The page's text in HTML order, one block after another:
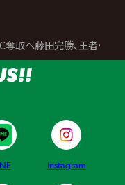
取へ藤田完勝、王者・清宮
Instagram